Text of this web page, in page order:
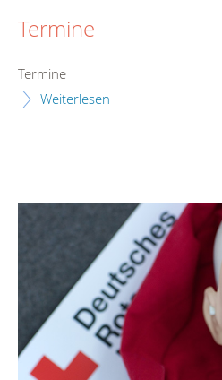
Termine
Termine
Weiterlesen